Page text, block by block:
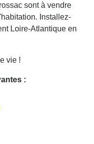
sont à vendre
Installez-
Loire-Atlantique en
vie !
: